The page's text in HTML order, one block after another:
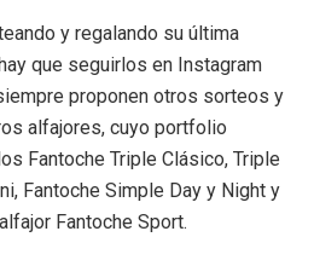
y regalando su última
que seguirlos en Instagram
proponen otros sorteos y
alfajores, cuyo portfolio
Fantoche Triple Clásico, Triple
Fantoche Simple Day y Night y
Fantoche Sport.